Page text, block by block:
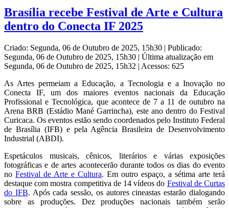
Brasília recebe Festival de Arte e Cultura
dentro do Conecta IF 2025
Criado: Segunda, 06 de Outubro de 2025, 15h30 | Publicado:
Segunda, 06 de Outubro de 2025, 15h30 | Última atualização em
Segunda, 06 de Outubro de 2025, 15h32 | Acessos: 625
As Artes permeiam a Educação, a Tecnologia e a Inovação no
Conecta IF, um dos maiores eventos nacionais da Educação
Profissional e Tecnológica, que acontece de 7 a 11 de outubro na
Arena BRB (Estádio Mané Garrincha), este ano dentro do Festival
Curicaca. Os eventos estão sendo coordenados pelo Instituto Federal
de Brasília (IFB) e pela Agência Brasileira de Desenvolvimento
Industrial (ABDI).
Espetáculos musicais, cênicos, literários e várias exposições
fotográficas e de artes acontecerão durante todos os dias do evento
no Festival de Arte e Cultura. Em outro espaço, a sétima arte terá
destaque com mostra competitiva de 14 vídeos do Festival de Curtas
do IFB. Após cada sessão, os autores cineastas estarão dialogando
sobre as produções. Dez produções nacionais também serão